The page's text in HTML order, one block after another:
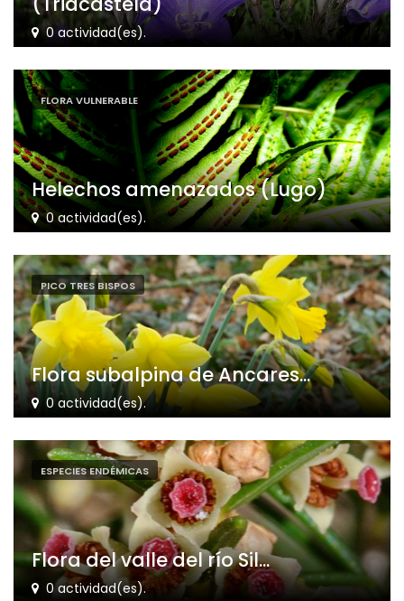
0 actividad(es).
FLORA VULNERABLE
Helechos amenazados (Lugo)
0 actividad(es).
PICO TRES BISPOS
Flora subalpina de Ancares...
0 actividad(es).
ESPECIES ENDÉMICAS
Flora del valle del río Sil...
0 actividad(es).